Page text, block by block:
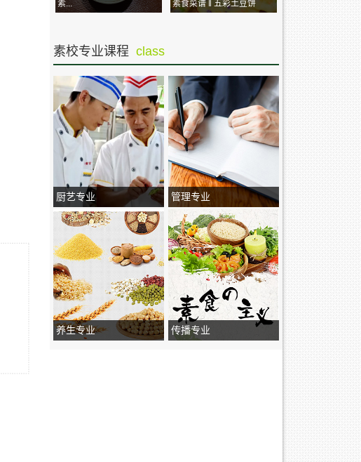
素...
素食菜谱 ‖ 五彩土豆饼
素校专业课程 class
厨艺专业 管理专业
养生专业 传播专业